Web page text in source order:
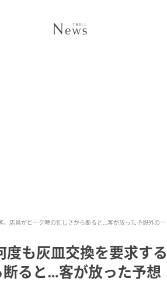
。店員がピーク時の忙しさから断ると…客が放った予想外の一
度も灰皿交換を要求する
ると…客が放った予想